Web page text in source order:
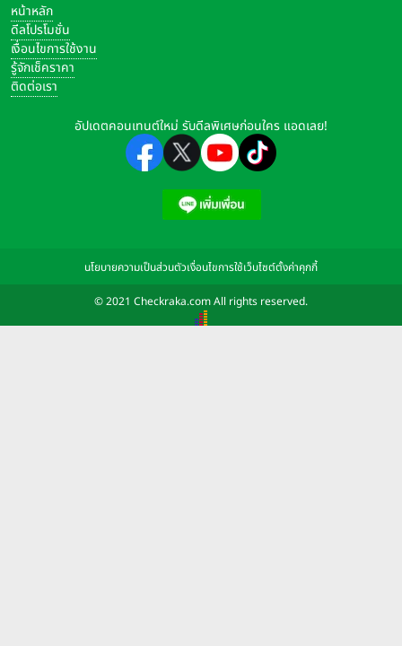
หน้าหลัก
ดีลโปรโมชั่น
เงื่อนไขการใช้งาน
รู้จักเช็คราคา
ติดต่อเรา
อัปเดตคอนเทนต์ใหม่ รับดีลพิเศษก่อนใคร แอดเลย!
นโยบายความเป็นส่วนตัวเงื่อนไขการใช้เว็บไซต์ตั้งค่าคุกกี้
© 2021 Checkraka.com All rights reserved.